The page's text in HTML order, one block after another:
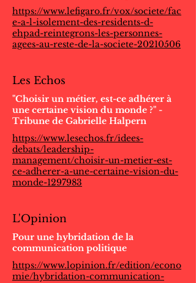
https://www.lefigaro.fr/vox/societe/fac
e-a-l-isolement-des-residents-d-
ehpad-reintegrons-les-personnes-
agees-au-reste-de-la-societe-20210506
Les Echos
"Choisir un métier, est-ce adhérer à
une certaine vision du monde ?" -
Tribune de Gabrielle Halpern
https://www.lesechos.fr/idees-
debats/leadership-
management/choisir-un-metier-est-
ce-adherer-a-une-certaine-vision-du-
monde-1297983
L'Opinion
Pour une hybridation de la
communication politique
https://www.lopinion.fr/edition/econo
mie/hybridation-communication-